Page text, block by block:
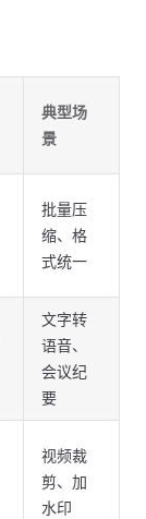
典型场
景
批量压
缩、格
式统一
文字转
语音、
会议纪
要
视频裁
剪、加
水印